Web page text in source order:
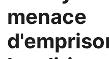
menace